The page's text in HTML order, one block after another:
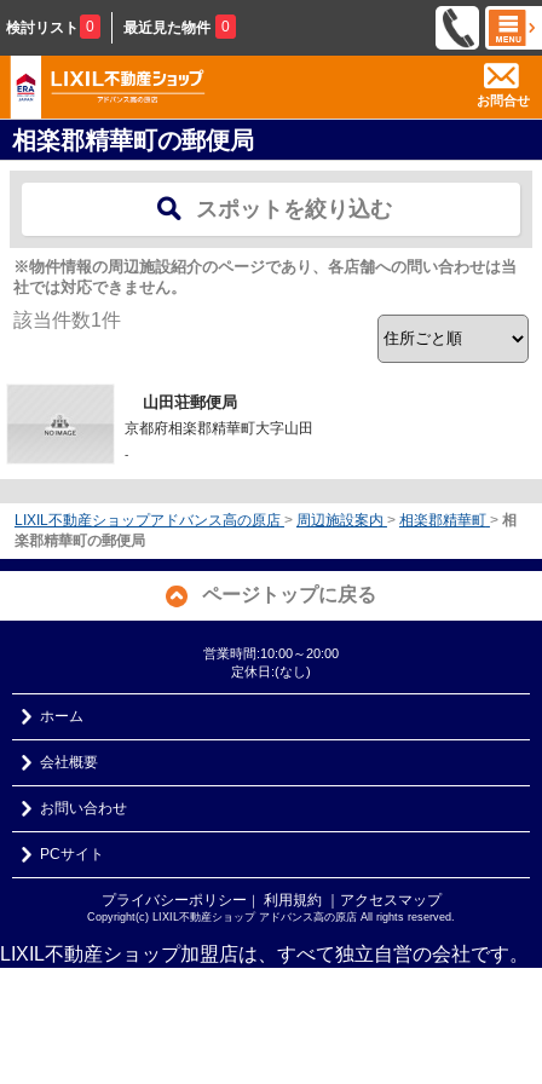
検討リスト 0 最近見た物件 0
お問合せ
相楽郡精華町の郵便局
スポットを絞り込む
※物件情報の周辺施設紹介のページであり、各店舗への問い合わせは当
社では対応できません。
該当件数1件
山田荘郵便局
京都府相楽郡精華町大字山田
-
LIXIL不動産ショップアドバンス高の原店 > 周辺施設案内 > 相楽郡精華町 > 相
楽郡精華町の郵便局
ページトップに戻る
営業時間:10:00～20:00
定休日:(なし)
ホーム
会社概要
お問い合わせ
PCサイト
プライバシーポリシー ｜ 利用規約 ｜アクセスマップ
Copyright(c) LIXIL不動産ショップ アドバンス高の原店 All rights reserved.
LIXIL不動産ショップ加盟店は、すべて独立自営の会社です。